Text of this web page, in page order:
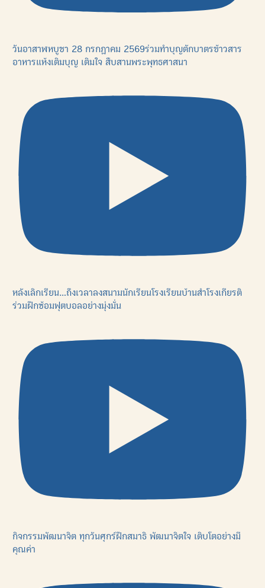
วันอาสาฬหบูชา 28 กรกฎาคม 2569ร่วมทำบุญตักบาตรข้าวสาร
อาหารแห้งเติมบุญ เติมใจ สืบสานพระพุทธศาสนา
หลังเลิกเรียน…ถึงเวลาลงสนามนักเรียนโรงเรียนบ้านสำโรงเกียรติ
ร่วมฝึกซ้อมฟุตบอลอย่างมุ่งมั่น
กิจกรรมพัฒนาจิต ทุกวันศุกร์ฝึกสมาธิ พัฒนาจิตใจ เติบโตอย่างมี
คุณค่า